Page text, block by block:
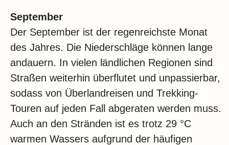
September
Der September ist der regenreichste Monat
des Jahres. Die Niederschläge können lange
andauern. In vielen ländlichen Regionen sind
Straßen weiterhin überflutet und unpassierbar,
sodass von Überlandreisen und Trekking-
Touren auf jeden Fall abgeraten werden muss.
Auch an den Stränden ist es trotz 29 °C
warmen Wassers aufgrund der häufigen